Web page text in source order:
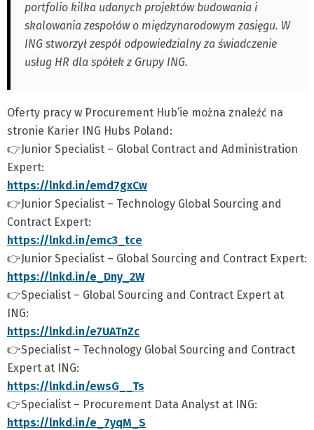
portfolio kilka udanych projektów budowania i
skalowania zespołów o międzynarodowym zasięgu. W
ING stworzył zespół odpowiedzialny za świadczenie
usług HR dla spółek z Grupy ING.
Oferty pracy w Procurement Hub’ie można znaleźć na
stronie Karier ING Hubs Poland:
👉Junior Specialist – Global Contract and Administration
Expert:
https://lnkd.in/emd7gxCw
👉Junior Specialist – Technology Global Sourcing and
Contract Expert:
https://lnkd.in/emc3_tce
👉Junior Specialist – Global Sourcing and Contract Expert:
https://lnkd.in/e_Dny_2W
👉Specialist – Global Sourcing and Contract Expert at
ING:
https://lnkd.in/e7UATnZc
👉Specialist – Technology Global Sourcing and Contract
Expert at ING:
https://lnkd.in/ewsG__Ts
👉Specialist – Procurement Data Analyst at ING:
https://lnkd.in/e_7yqM_S